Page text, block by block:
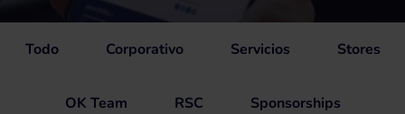
Todo Corporativo Servicios Stores
OK Team RSC Sponsorships